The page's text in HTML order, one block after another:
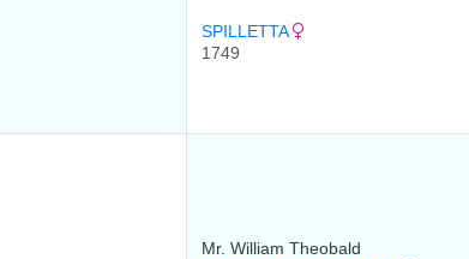
SPILLETTA
1749
Mr. William Theobald